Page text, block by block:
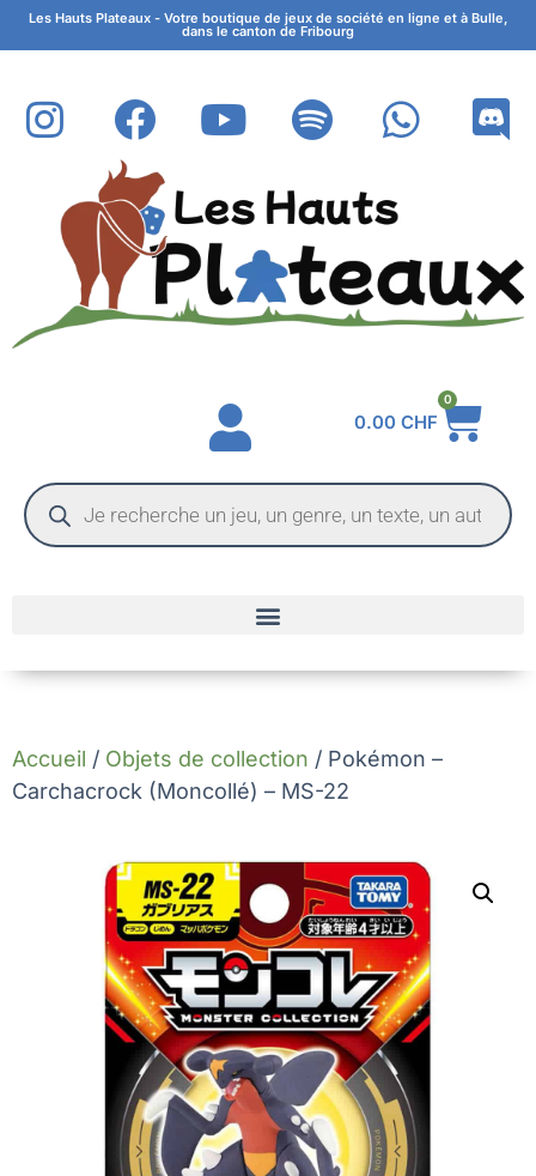
Les Hauts Plateaux - Votre boutique de jeux de société en ligne et à Bulle,
dans le canton de Fribourg
0.00 CHF
0
Accueil / Objets de collection / Pokémon –
Carchacrock (Moncollé) – MS-22